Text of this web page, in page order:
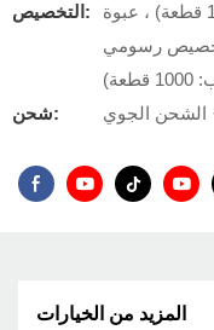
التخصيص:
شعار مخصص (دقيقة. الترتيب: 120 قطعة) ، عبوة
1000 قطعة) ، تخصيص رسومي
شحن:
الشحن الجوي
المزيد من الخيارات